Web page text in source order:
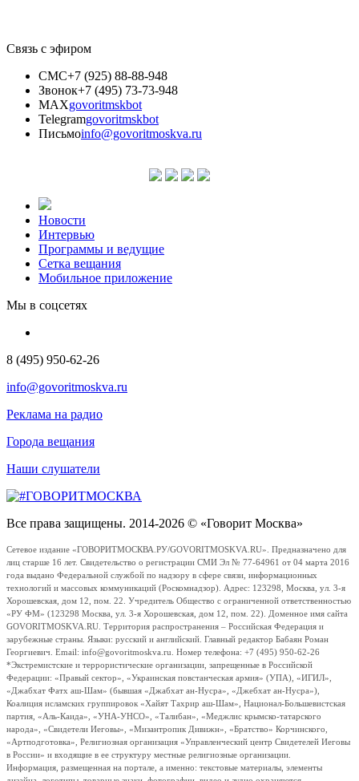
Связь с эфиром
СМС+7 (925) 88-88-948
Звонок+7 (495) 73-73-948
MAXgovoritmskbot
Telegramgovoritmskbot
Письмоinfo@govoritmoskva.ru
Новости
Интервью
Программы и ведущие
Сетка вещания
Мобильное приложение
Мы в соцсетях
8 (495) 950-62-26
info@govoritmoskva.ru
Реклама на радио
Города вещания
Наши слушатели
Все права защищены. 2014-2026 © «Говорит Москва»
Сетевое издание «ГОВОРИТМОСКВА.РУ/GOVORITMOSKVA.RU». Предназначено для
лиц старше 16 лет. Свидетельство о регистрации СМИ Эл № 77-64961 от 04 марта 2016
года выдано Федеральной службой по надзору в сфере связи, информационных
технологий и массовых коммуникаций (Роскомнадзор). Адрес: 123298, Москва, ул. 3-я
Хорошевская, дом 12, пом. 22. Учредитель Общество с ограниченной ответственностью
«РУ ФМ» (123298 Москва, ул. 3-я Хорошевская, дом 12, пом. 22). Доменное имя сайта
GOVORITMOSKVA.RU. Территория распространения – Российская Федерация и
зарубежные страны. Языки: русский и английский. Главный редактор Бабаян Роман
Георгиевич. Email: info@govoritmoskva.ru. Номер телефона: +7 (495) 950-62-26
*Экстремистские и террористические организации, запрещенные в Российской
Федерации: «Правый сектор», «Украинская повстанческая армия» (УПА), «ИГИЛ»,
«Джабхат Фатх аш-Шам» (бывшая «Джабхат ан-Нусра», «Джебхат ан-Нусра»),
Коалиция исламских группировок «Хайят Тахрир аш-Шам», Национал-Большевистская
партия, «Аль-Каида», «УНА-УНСО», «Талибан», «Меджлис крымско-татарского
народа», «Свидетели Иеговы», «Мизантропик Дивижн», «Братство» Корчинского,
«Артподготовка», Религиозная организация «Управленческий центр Свидетелей Иеговы
в России» и входящие в ее структуру местные религиозные организации.
Информация, размещенная на портале, а именно: текстовые материалы, элементы